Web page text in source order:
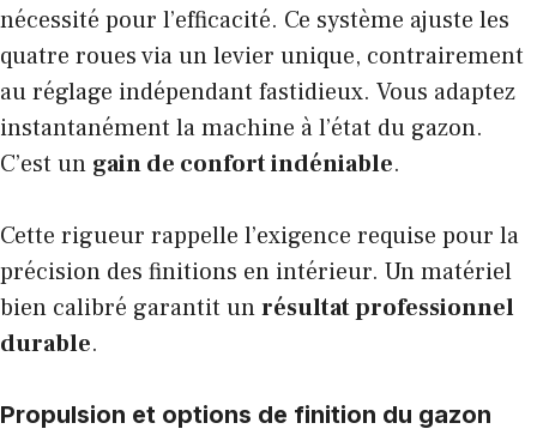
nécessité pour l’efficacité. Ce système ajuste les
quatre roues via un levier unique, contrairement
au réglage indépendant fastidieux. Vous adaptez
instantanément la machine à l’état du gazon.
C’est un gain de confort indéniable.
Cette rigueur rappelle l’exigence requise pour la
précision des finitions en intérieur. Un matériel
bien calibré garantit unrésultat professionnel
durable.
Propulsion et options de finition du gazon